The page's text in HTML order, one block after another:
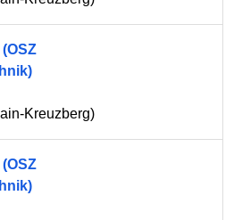
Kreuzberg)